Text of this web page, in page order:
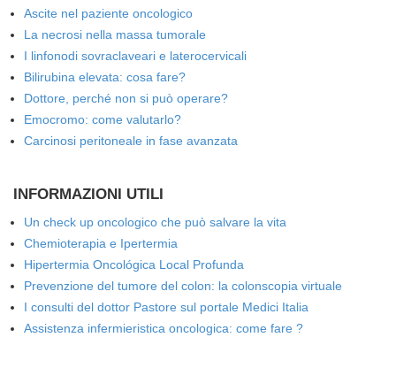
Ascite nel paziente oncologico
La necrosi nella massa tumorale
I linfonodi sovraclaveari e laterocervicali
Bilirubina elevata: cosa fare?
Dottore, perché non si può operare?
Emocromo: come valutarlo?
Carcinosi peritoneale in fase avanzata
INFORMAZIONI UTILI
Un check up oncologico che può salvare la vita
Chemioterapia e Ipertermia
Hipertermia Oncológica Local Profunda
Prevenzione del tumore del colon: la colonscopia virtuale
I consulti del dottor Pastore sul portale Medici Italia
Assistenza infermieristica oncologica: come fare ?